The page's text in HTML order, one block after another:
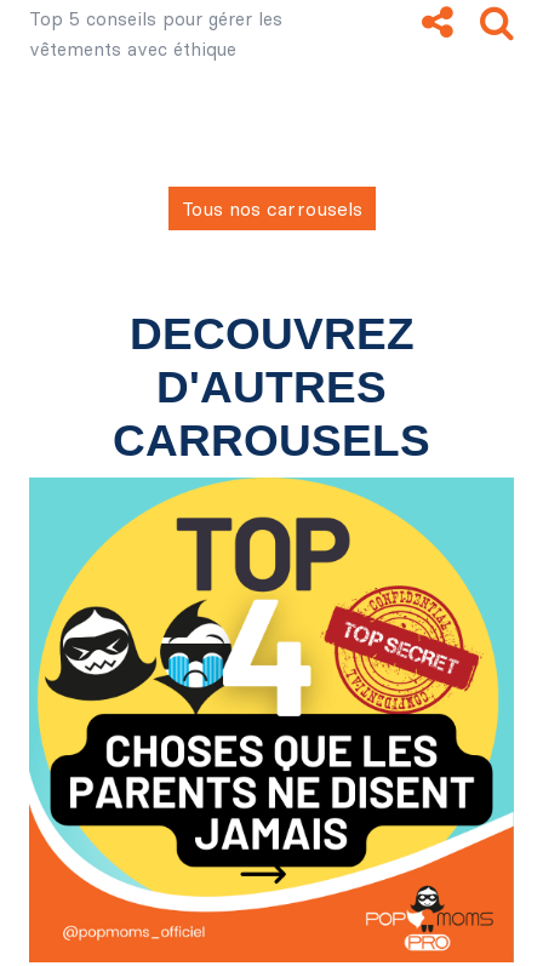
Top 5 conseils pour gérer les
vêtements avec éthique
Tous nos carrousels
DECOUVREZ
D'AUTRES
CARROUSELS